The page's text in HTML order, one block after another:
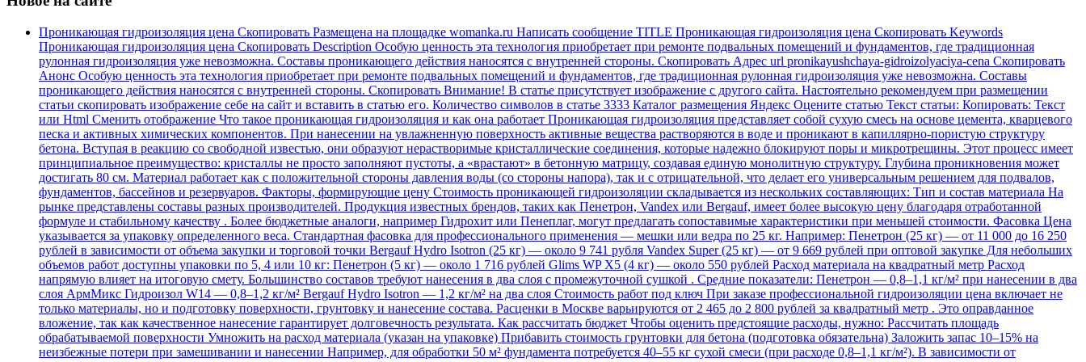
Проникающая гидроизоляция цена Скопировать Размещена на площадке womanka.ru Написать сообщение TITLE Проникающая гидроизоляция цена Скопировать Keywords
Проникающая гидроизоляция цена Скопировать Description Особую ценность эта технология приобретает при ремонте подвальных помещений и фундаментов, где традиционная
рулонная гидроизоляция уже невозможна. Составы проникающего действия наносятся с внутренней стороны. Скопировать Адрес url pronikayushchaya-gidroizolyaciya-cena Скопировать
Анонс Особую ценность эта технология приобретает при ремонте подвальных помещений и фундаментов, где традиционная рулонная гидроизоляция уже невозможна. Составы
проникающего действия наносятся с внутренней стороны. Скопировать Внимание! В статье присутствует изображение с другого сайта. Настоятельно рекомендуем при размещении
статьи скопировать изображение себе на сайт и вставить в статью его. Количество символов в статье 3333 Каталог размещения Яндекс Оцените статью Текст статьи: Копировать: Текст
или Html Cменить отображение Что такое проникающая гидроизоляция и как она работает Проникающая гидроизоляция представляет собой сухую смесь на основе цемента, кварцевого
песка и активных химических компонентов. При нанесении на увлажненную поверхность активные вещества растворяются в воде и проникают в капиллярно-пористую структуру
бетона. Вступая в реакцию со свободной известью, они образуют нерастворимые кристаллические соединения, которые надежно блокируют поры и микротрещины. Этот процесс имеет
принципиальное преимущество: кристаллы не просто заполняют пустоты, а «врастают» в бетонную матрицу, создавая единую монолитную структуру. Глубина проникновения может
достигать 80 см. Материал работает как с положительной стороны давления воды (со стороны напора), так и с отрицательной, что делает его универсальным решением для подвалов,
фундаментов, бассейнов и резервуаров. Факторы, формирующие цену Стоимость проникающей гидроизоляции складывается из нескольких составляющих: Тип и состав материала На
рынке представлены составы разных производителей. Продукция известных брендов, таких как Пенетрон, Vandex или Bergauf, имеет более высокую цену благодаря отработанной
формуле и стабильному качеству . Более бюджетные аналоги, например Гидрохит или Пенеплаг, могут предлагать сопоставимые характеристики при меньшей стоимости. Фасовка Цена
указывается за упаковку определенного веса. Стандартная фасовка для профессионального применения — мешки или ведра по 25 кг. Например: Пенетрон (25 кг) — от 11 000 до 16 250
рублей в зависимости от объема закупки и торговой точки Bergauf Hydro Isotron (25 кг) — около 9 741 рубля Vandex Super (25 кг) — от 9 669 рублей при оптовой закупке Для небольших
объемов работ доступны упаковки по 5, 4 или 10 кг: Пенетрон (5 кг) — около 1 716 рублей Glims WP X5 (4 кг) — около 550 рублей Расход материала на квадратный метр Расход
напрямую влияет на итоговую смету. Большинство составов требуют нанесения в два слоя с промежуточной сушкой . Средние показатели: Пенетрон — 0,8–1,1 кг/м² при нанесении в два
слоя АрмМикс Гидроизол W14 — 0,8–1,2 кг/м² Bergauf Hydro Isotron — 1,2 кг/м² на два слоя Стоимость работ под ключ При заказе профессиональной гидроизоляции цена включает не
только материалы, но и подготовку поверхности, грунтовку и нанесение состава. Расценки в Москве варьируются от 2 465 до 2 800 рублей за квадратный метр . Это оправданное
вложение, так как качественное нанесение гарантирует долговечность результата. Как рассчитать бюджет Чтобы оценить предстоящие расходы, нужно: Рассчитать площадь
обрабатываемой поверхности Умножить на расход материала (указан на упаковке) Прибавить стоимость грунтовки для бетона (подготовка обязательна) Заложить запас 10–15% на
неизбежные потери при замешивании и нанесении Например, для обработки 50 м² фундамента потребуется 40–55 кг сухой смеси (при расходе 0,8–1,1 кг/м²). В зависимости от